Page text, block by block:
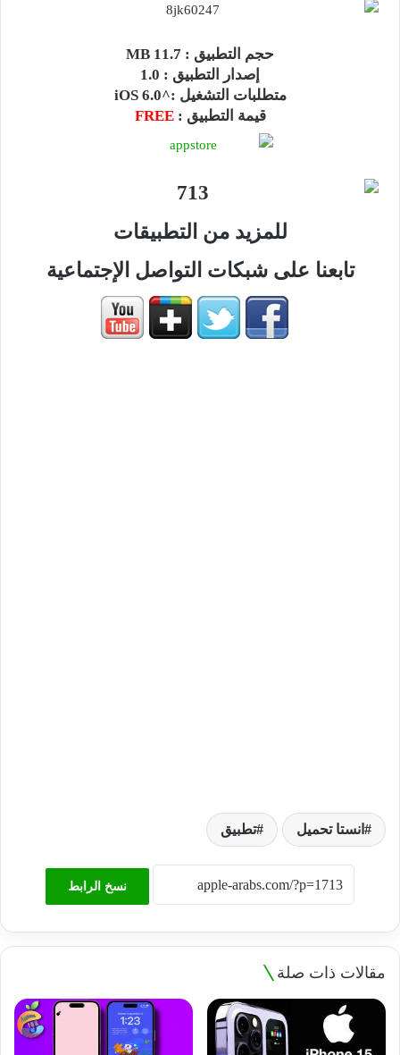
حجم التطبيق : 11.7 MB
إصدار التطبيق : 1.0
متطلبات التشغيل :^iOS 6.0
قيمة التطبيق : FREE
للمزيد من التطبيقات
تابعنا على شبكات التواصل الإجتماعية
انستا تحميل تطبيق
نسخ الرابط
مقالات ذات صلة